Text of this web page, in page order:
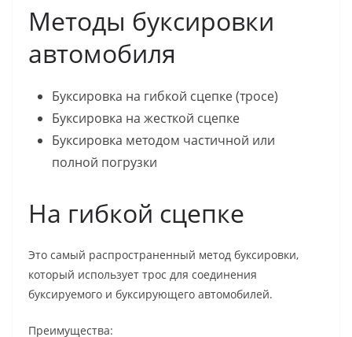
Методы буксировки
автомобиля
Буксировка на гибкой сцепке (тросе)
Буксировка на жесткой сцепке
Буксировка методом частичной или
полной погрузки
На гибкой сцепке
Это самый распространенный метод буксировки,
который использует трос для соединения
буксируемого и буксирующего автомобилей.
Преимущества: